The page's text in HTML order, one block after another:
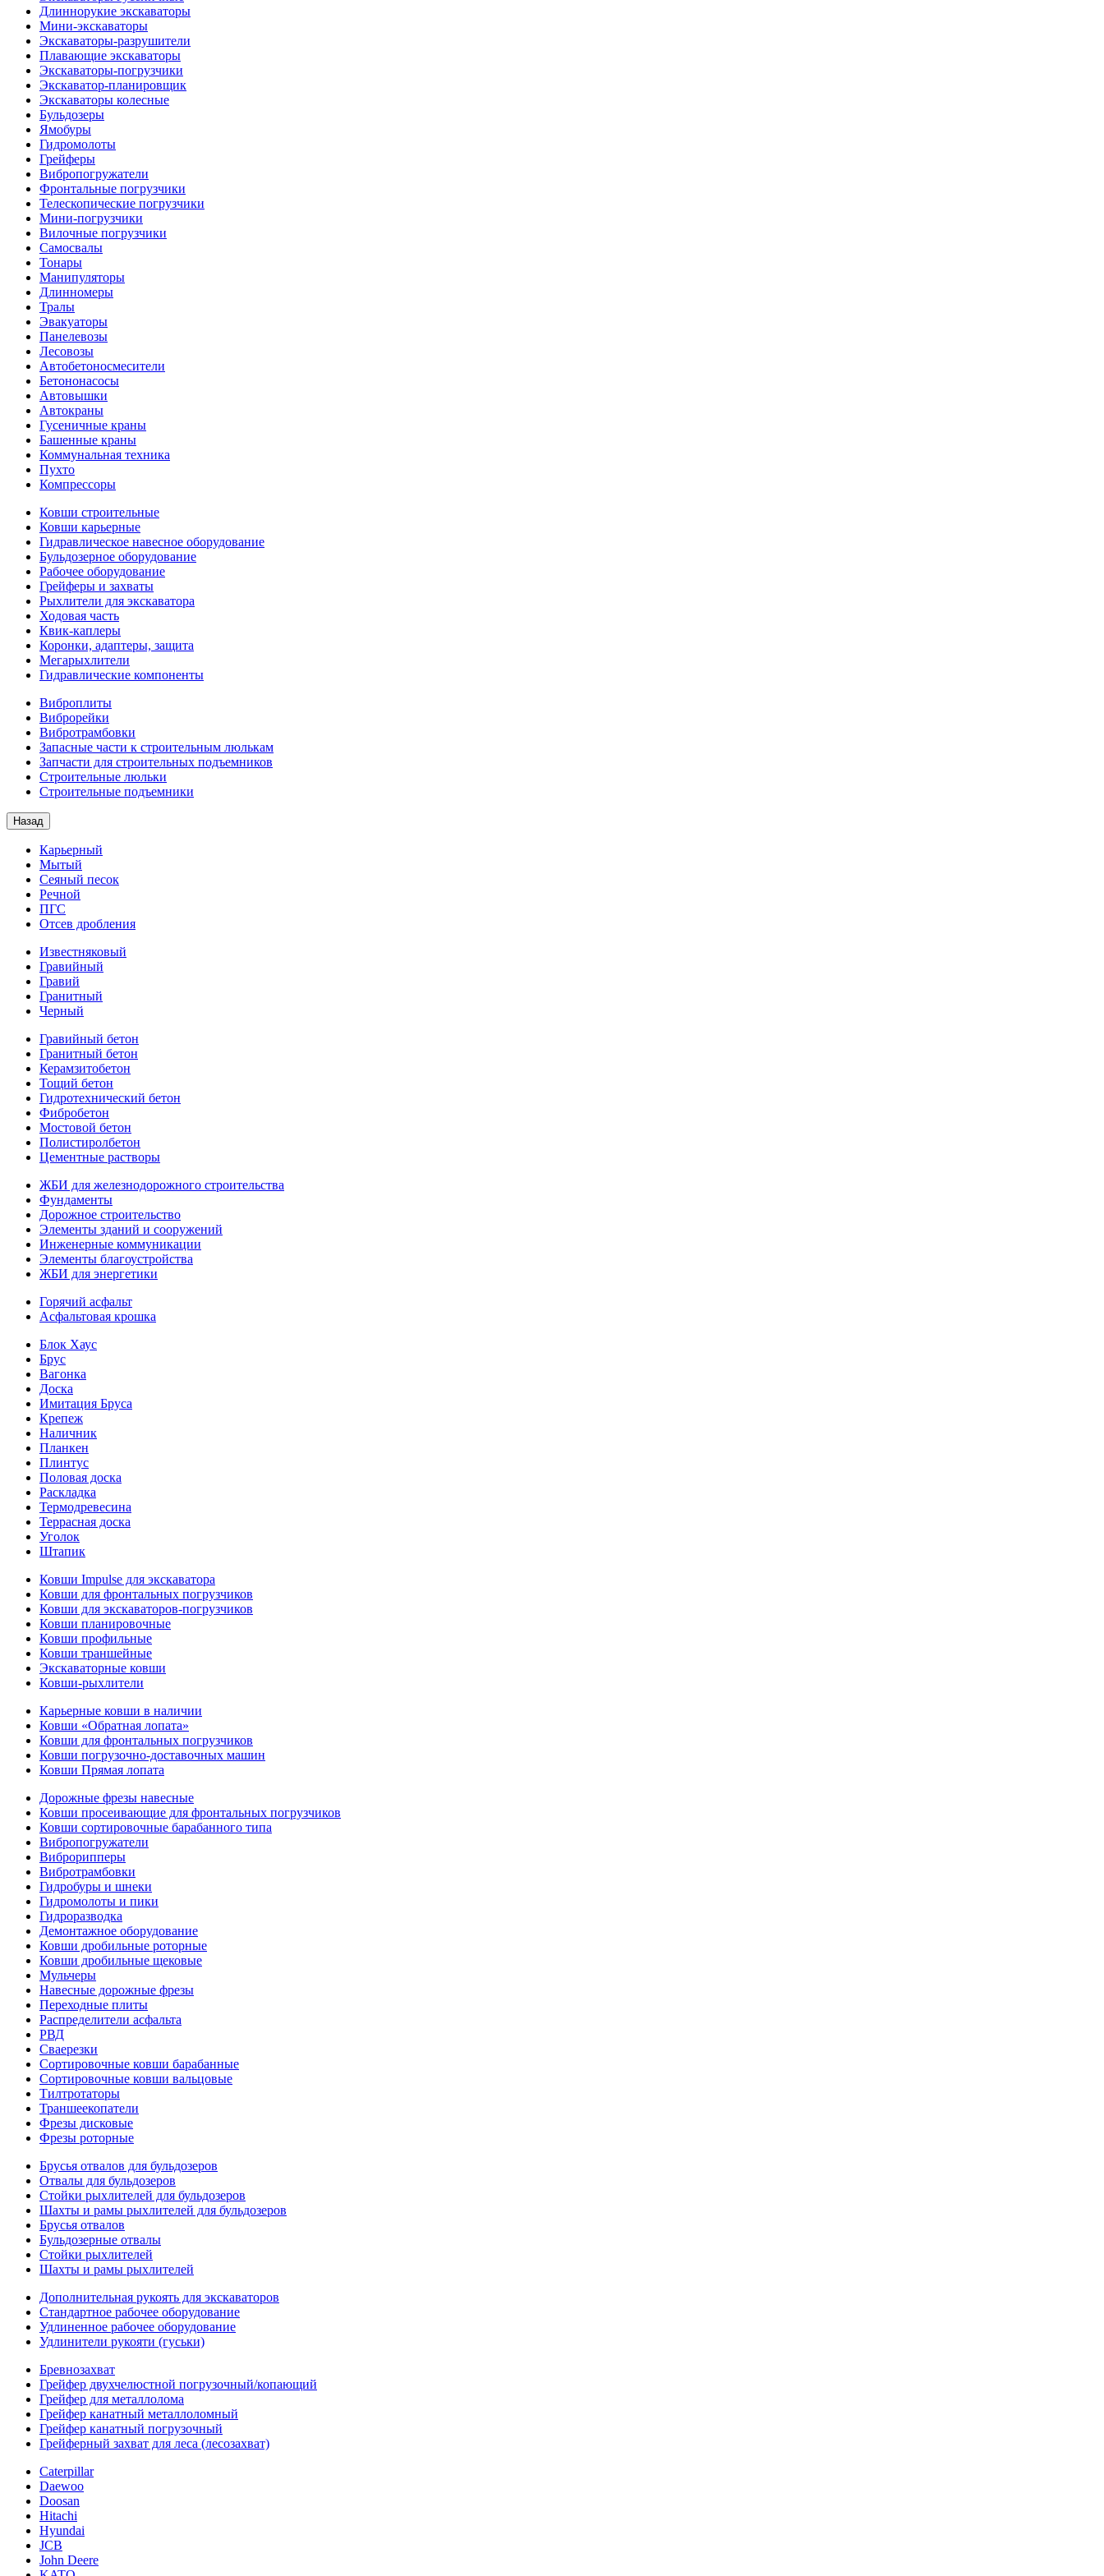
Длиннорукие экскаваторы
Мини-экскаваторы
Экскаваторы-разрушители
Плавающие экскаваторы
Экскаваторы-погрузчики
Экскаватор-планировщик
Экскаваторы колесные
Бульдозеры
Ямобуры
Гидромолоты
Грейферы
Вибро­погружатели
Фронтальные погрузчики
Телескопические погрузчики
Мини-погрузчики
Вилочные погрузчики
Самосвалы
Тонары
Манипуляторы
Длинномеры
Тралы
Эвакуаторы
Панелевозы
Лесовозы
Автобетоно­смесители
Бетононасосы
Автовышки
Автокраны
Гусеничные краны
Башенные краны
Коммунальная техника
Пухто
Компрессоры
Ковши строительные
Ковши карьерные
Гидравлическое навесное оборудование
Бульдозерное оборудование
Рабочее оборудование
Грейферы и захваты
Рыхлители для экскаватора
Ходовая часть
Квик-каплеры
Коронки, адаптеры, защита
Мегарыхлители
Гидравлические компоненты
Виброплиты
Виброрейки
Вибротрамбовки
Запасные части к строительным люлькам
Запчасти для строительных подъемников
Строительные люльки
Строительные подъемники
Назад
Карьерный
Мытый
Сеяный песок
Речной
ПГС
Отсев дробления
Известняковый
Гравийный
Гравий
Гранитный
Черный
Гравийный бетон
Гранитный бетон
Керамзитобетон
Тощий бетон
Гидротехнический бетон
Фибробетон
Мостовой бетон
Полистиролбетон
Цементные растворы
ЖБИ для железнодорожного строительства
Фундаменты
Дорожное строительство
Элементы зданий и сооружений
Инженерные коммуникации
Элементы благоустройства
ЖБИ для энергетики
Горячий асфальт
Асфальтовая крошка
Блок Хаус
Брус
Вагонка
Доска
Имитация Бруса
Крепеж
Наличник
Планкен
Плинтус
Половая доска
Раскладка
Термодревесина
Террасная доска
Уголок
Штапик
Ковши Impulse для экскаватора
Ковши для фронтальных погрузчиков
Ковши для экскаваторов-погрузчиков
Ковши планировочные
Ковши профильные
Ковши траншейные
Экскаваторные ковши
Ковши-рыхлители
Карьерные ковши в наличии
Ковши «Обратная лопата»
Ковши для фронтальных погрузчиков
Ковши погрузочно-доставочных машин
Ковши Прямая лопата
Дорожные фрезы навесные
Ковши просеивающие для фронтальных погрузчиков
Ковши сортировочные барабанного типа
Вибропогружатели
Виброрипперы
Вибротрамбовки
Гидробуры и шнеки
Гидромолоты и пики
Гидроразводка
Демонтажное оборудование
Ковши дробильные роторные
Ковши дробильные щековые
Мульчеры
Навесные дорожные фрезы
Переходные плиты
Распределители асфальта
РВД
Сваерезки
Сортировочные ковши барабанные
Сортировочные ковши вальцовые
Тилтротаторы
Траншеекопатели
Фрезы дисковые
Фрезы роторные
Брусья отвалов для бульдозеров
Отвалы для бульдозеров
Стойки рыхлителей для бульдозеров
Шахты и рамы рыхлителей для бульдозеров
Брусья отвалов
Бульдозерные отвалы
Стойки рыхлителей
Шахты и рамы рыхлителей
Дополнительная рукоять для экскаваторов
Стандартное рабочее оборудование
Удлиненное рабочее оборудование
Удлинители рукояти (гуськи)
Бревнозахват
Грейфер двухчелюстной погрузочный/копающий
Грейфер для металлолома
Грейфер канатный металлоломный
Грейфер канатный погрузочный
Грейферный захват для леса (лесозахват)
Caterpillar
Daewoo
Doosan
Hitachi
Hyundai
JCB
John Deere